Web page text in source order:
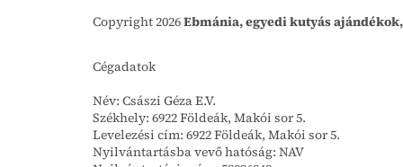
Copyright 2026Ebmánia, egyedi kutyás
Cégadatok
Név: Császi Géza E.V.
Székhely: 6922 Földeák, Makói sor 5.
Levelezési cím: 6922 Földeák, Makói sor 5.
Nyilvántartásba vevő hatóság: NAV